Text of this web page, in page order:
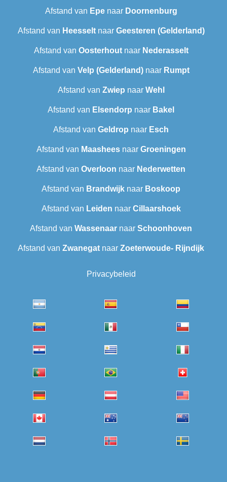
Afstand van Epenaar Doornenburg
Afstand van Heesseltnaar Geesteren (Gelderland)
Afstand van Oosterhoutnaar Nederasselt
Afstand van Velp (Gelderland)naar Rumpt
Afstand van Zwiep naar Wehl
Afstand van Elsendorp naar Bakel
Afstand van Geldrop naar Esch
Afstand van Maasheesnaar Groeningen
Afstand van Overloon naar Nederwetten
Afstand van Brandwijk naar Boskoop
Afstand van Leiden naar Cillaarshoek
Afstand van Wassenaar naar Schoonhoven
Afstand van Zwanegat naar Zoeterwoude- Rijndijk
Privacybeleid